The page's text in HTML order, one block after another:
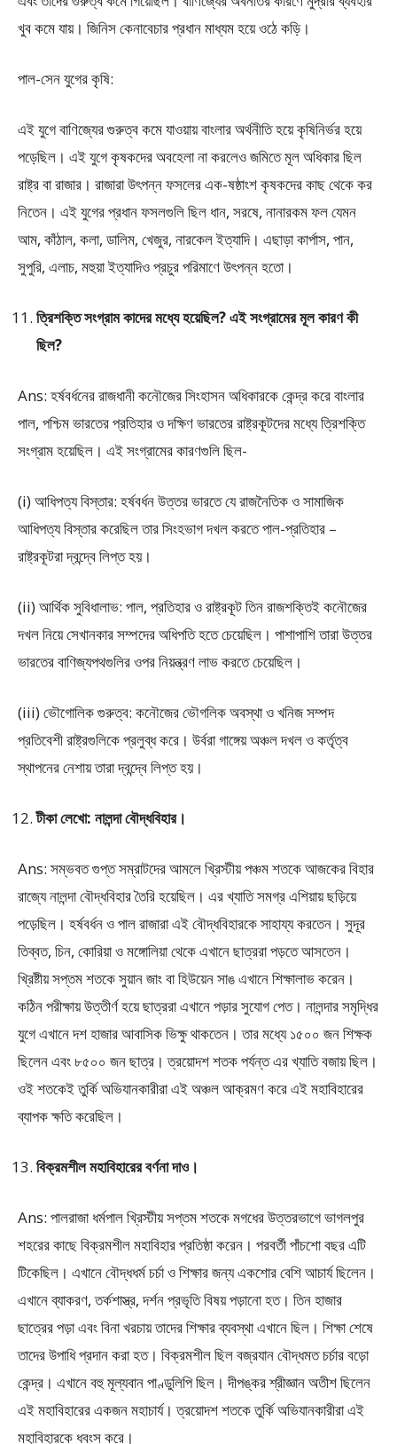
খুব কমে যায়। জিনিস কেনাবেচার প্রধান মাধ্যম হয়ে ওঠে কড়ি।
পাল-সেন যুগের কৃষি:
এই যুগে বাণিজ্যের গুরুত্ব কমে যাওয়ায় বাংলার অর্থনীতি হয়ে কৃষিনির্ভর হয়ে
পড়েছিল। এই যুগে কৃষকদের অবহেলা না করলেও জমিতে মূল অধিকার ছিল
রাষ্ট্র বা রাজার। রাজারা উৎপন্ন ফসলের এক-ষষ্ঠাংশ কৃষকদের কাছ থেকে কর
নিতেন। এই যুগের প্রধান ফসলগুলি ছিল ধান, সরষে, নানারকম ফল যেমন
আম, কাঁঠাল, কলা, ডালিম, খেজুর, নারকেল ইত্যাদি। এছাড়া কার্পাস, পান,
সুপুরি, এলাচ, মহুয়া ইত্যাদিও প্রচুর পরিমাণে উৎপন্ন হতো।
ত্রিশক্তি সংগ্রাম কাদের মধ্যে হয়েছিল? এই সংগ্রামের মূল কারণ কী
ছিল?
Ans: হর্ষবর্ধনের রাজধানী কনৌজের সিংহাসন অধিকারকে কেন্দ্র করে বাংলার
পাল, পশ্চিম ভারতের প্রতিহার ও দক্ষিণ ভারতের রাষ্ট্রকূটদের মধ্যে ত্রিশক্তি
সংগ্রাম হয়েছিল। এই সংগ্রামের কারণগুলি ছিল-
(i) আধিপত্য বিস্তার: হর্ষবর্ধন উত্তর ভারতে যে রাজনৈতিক ও সামাজিক
আধিপত্য বিস্তার করেছিল তার সিংহভাগ দখল করতে পাল-প্রতিহার –
রাষ্ট্রকূটরা দ্বন্দ্বে লিপ্ত হয়।
(ii) আর্থিক সুবিধালাভ: পাল, প্রতিহার ও রাষ্ট্রকূট তিন রাজশক্তিই কনৌজের
দখল নিয়ে সেখানকার সম্পদের অধিপতি হতে চেয়েছিল। পাশাপাশি তারা উত্তর
ভারতের বাণিজ্যপথগুলির ওপর নিয়ন্ত্রণ লাভ করতে চেয়েছিল।
(iii) ভৌগােলিক গুরুত্ব: কনৌজের ভৌগলিক অবস্থা ও খনিজ সম্পদ
প্রতিবেশী রাষ্ট্রগুলিকে প্রলুব্ধ করে। উর্বরা গাঙ্গেয় অঞ্চল দখল ও কর্তৃত্ব
স্থাপনের নেশায় তারা দ্বন্দ্বে লিপ্ত হয়।
টীকা লেখো: নালন্দা বৌদ্ধবিহার।
Ans: সম্ভবত গুপ্ত সম্রাটদের আমলে খ্রিস্টীয় পঞ্চম শতকে আজকের বিহার
রাজ্যে নালন্দা বৌদ্ধবিহার তৈরি হয়েছিল। এর খ্যাতি সমগ্র এশিয়ায় ছড়িয়ে
পড়েছিল। হর্ষবর্ধন ও পাল রাজারা এই বৌদ্ধবিহারকে সাহায্য করতেন। সুদূর
তিব্বত, চিন, কোরিয়া ও মঙ্গোলিয়া থেকে এখানে ছাত্ররা পড়তে আসতেন।
খ্রিষ্টীয় সপ্তম শতকে সুয়ান জাং বা হিউয়েন সাঙ এখানে শিক্ষালাভ করেন।
কঠিন পরীক্ষায় উত্তীর্ণ হয়ে ছাত্ররা এখানে পড়ার সুযোগ পেত। নালন্দার সমৃদ্ধির
যুগে এখানে দশ হাজার আবাসিক ভিক্ষু থাকতেন। তার মধ্যে ১৫০০ জন শিক্ষক
ছিলেন এবং ৮৫০০ জন ছাত্র। ত্রয়োদশ শতক পর্যন্ত এর খ্যাতি বজায় ছিল।
ওই শতকেই তুর্কি অভিযানকারীরা এই অঞ্চল আক্রমণ করে এই মহাবিহারের
ব্যাপক ক্ষতি করেছিল।
বিক্রমশীল মহাবিহারের বর্ণনা দাও।
Ans: পালরাজা ধর্মপাল খ্রিস্টীয় সপ্তম শতকে মগধের উত্তরভাগে ভাগলপুর
শহরের কাছে বিক্রমশীল মহাবিহার প্রতিষ্ঠা করেন। পরবর্তী পাঁচশো বছর এটি
টিকেছিল। এখানে বৌদ্ধধর্ম চর্চা ও শিক্ষার জন্য একশোর বেশি আচার্য ছিলেন।
এখানে ব্যাকরণ, তর্কশাস্ত্র, দর্শন প্রভৃতি বিষয় পড়ানো হত। তিন হাজার
ছাত্রের পড়া এবং বিনা খরচায় তাদের শিক্ষার ব্যবস্থা এখানে ছিল। শিক্ষা শেষে
তাদের উপাধি প্রদান করা হত। বিক্রমশীল ছিল বজ্রযান বৌদ্ধমত চর্চার বড়ো
কেন্দ্র। এখানে বহু মূল্যবান পাণ্ডুলিপি ছিল। দীপঙ্কর শ্রীজ্ঞান অতীশ ছিলেন
এই মহাবিহারের একজন মহাচার্য। ত্রয়োদশ শতকে তুর্কি অভিযানকারীরা এই
মহাবিহারকে ধ্বংস করে।